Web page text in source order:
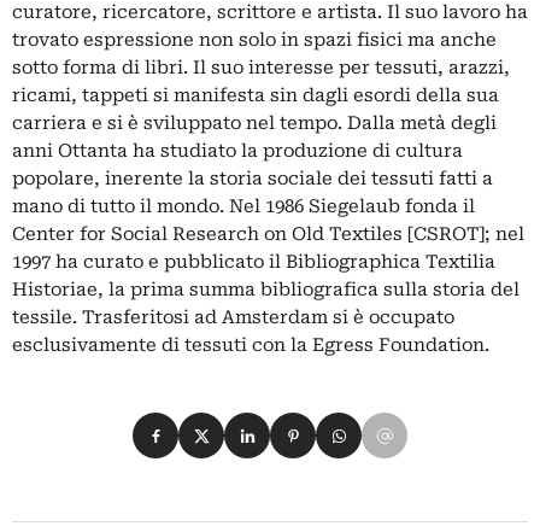
curatore, ricercatore, scrittore e artista. Il suo lavoro ha
trovato espressione non solo in spazi fisici ma anche
sotto forma di libri. Il suo interesse per tessuti, arazzi,
ricami, tappeti si manifesta sin dagli esordi della sua
carriera e si è sviluppato nel tempo. Dalla metà degli
anni Ottanta ha studiato la produzione di cultura
popolare, inerente la storia sociale dei tessuti fatti a
mano di tutto il mondo. Nel 1986 Siegelaub fonda il
Center for Social Research on Old Textiles [CSROT]; nel
1997 ha curato e pubblicato il Bibliographica Textilia
Historiae, la prima summa bibliografica sulla storia del
tessile. Trasferitosi ad Amsterdam si è occupato
esclusivamente di tessuti con la Egress Foundation.
Condividi su Facebook
Condividi su X
Condividi su LinkedIn
Condividi su Pinterest
Condividi su WhatsApp
Condividi su Email